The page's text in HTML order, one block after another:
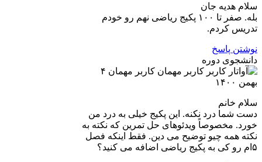
سلام هدیه جان
بله. صفر تا ۱۰۰ پکیج ریاضی نهم رو خودم
تدریس کردم.
نوشتن پاسخ
دانشجوی دوره
کاربر مهمان ۴
بهمن ۱۴۰۰
سلام خانم
دست شما درد نکنه. این پکیج خیلی به درد من
خورد. مخصوصاً ویدئوهای حل تمرین که نکته به
نکته همه چیو توضیح می دین. فقط اینکه فصل
۵ام رو کی به پکیج ریاضی اضافه می کنید؟